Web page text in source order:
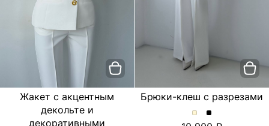
Жакет с акцентным
декольте и
декоративными
Брюки-клеш с разрезами
Брюки-Брюки-